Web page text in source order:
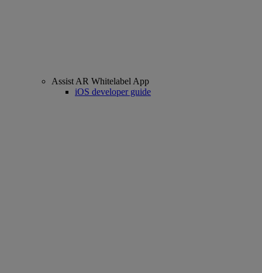
Assist AR Whitelabel App
iOS developer guide